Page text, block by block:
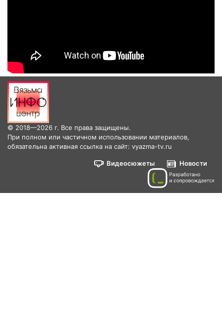
© 2018—2026 г. Все права защищены.
При полном или частичном использовании материалов,
обязательна активная ссылка на сайт: vyazma-tv.ru
Видеосюжеты Новости